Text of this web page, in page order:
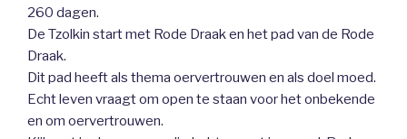
260 dagen.
De Tzolkin start met Rode Draak en het pad van de Rode
Draak.
Dit pad heeft als thema oervertrouwen en als doel moed.
Echt leven vraagt om open te staan voor het onbekende
en om oervertrouwen.